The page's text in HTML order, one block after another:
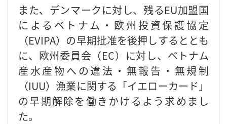
また、デンマークに対し、残るEU加盟国
によるベトナム・欧州投資保護協定
（EVIPA）の早期批准を後押しするととも
に、欧州委員会（EC）に対し、ベトナム
産水産物への違法・無報告・無規制
（IUU）漁業に関する「イエローカード」
の早期解除を働きかけるよう求めまし
た。